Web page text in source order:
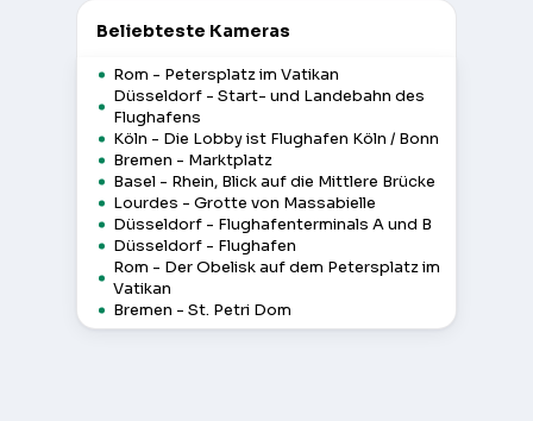
Beliebteste Kameras
Rom - Petersplatz im Vatikan
Düsseldorf - Start- und Landebahn des
Flughafens
Köln - Die Lobby ist Flughafen Köln / Bonn
Bremen - Marktplatz
Basel - Rhein, Blick auf die Mittlere Brücke
Lourdes - Grotte von Massabielle
Düsseldorf - Flughafenterminals A und B
Düsseldorf - Flughafen
Rom - Der Obelisk auf dem Petersplatz im
Vatikan
Bremen - St. Petri Dom